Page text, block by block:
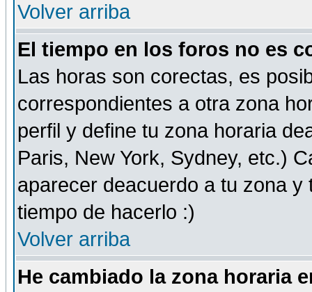
Volver arriba
El tiempo en los foros no es
Las horas son corectas, es
correspondientes a otra zona
perfil y define tu zona horaria
Paris, New York, Sydney, etc.)
aparecer deacuerdo a tu zona
tiempo de hacerlo :)
Volver arriba
He cambiado la zona horaria